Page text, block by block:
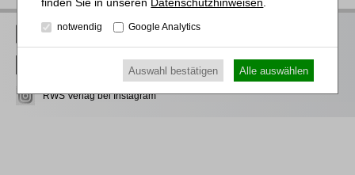
RWS Verlag bei LinkedIn
RWS Verlag bei Facebook
RWS Verlag bei Instagram
Datenschutzhinweisen
notwendig Google Analytics
Auswahl bestätigen Alle auswählen